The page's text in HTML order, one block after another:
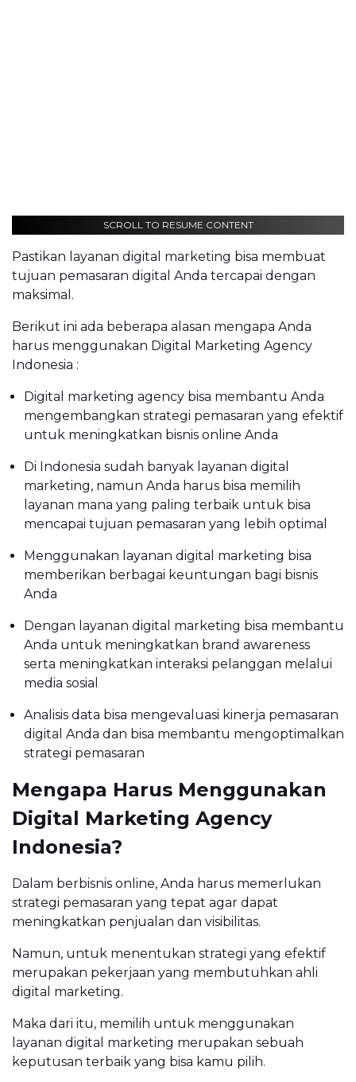
SCROLL TO RESUME CONTENT
Pastikan layanan digital marketing bisa membuat
tujuan pemasaran digital Anda tercapai dengan
maksimal.
Berikut ini ada beberapa alasan mengapa Anda
harus menggunakan Digital Marketing Agency
Indonesia :
Digital marketing agency bisa membantu Anda
mengembangkan strategi pemasaran yang efektif
untuk meningkatkan bisnis online Anda
Di Indonesia sudah banyak layanan digital
marketing, namun Anda harus bisa memilih
layanan mana yang paling terbaik untuk bisa
mencapai tujuan pemasaran yang lebih optimal
Menggunakan layanan digital marketing bisa
memberikan berbagai keuntungan bagi bisnis
Anda
Dengan layanan digital marketing bisa membantu
Anda untuk meningkatkan brand awareness
serta meningkatkan interaksi pelanggan melalui
media sosial
Analisis data bisa mengevaluasi kinerja pemasaran
digital Anda dan bisa membantu mengoptimalkan
strategi pemasaran
Mengapa Harus Menggunakan
Digital Marketing Agency
Indonesia?
Dalam berbisnis online, Anda harus memerlukan
strategi pemasaran yang tepat agar dapat
meningkatkan penjualan dan visibilitas.
Namun, untuk menentukan strategi yang efektif
merupakan pekerjaan yang membutuhkan ahli
digital marketing.
Maka dari itu, memilih untuk menggunakan
layanan digital marketing merupakan sebuah
keputusan terbaik yang bisa kamu pilih.